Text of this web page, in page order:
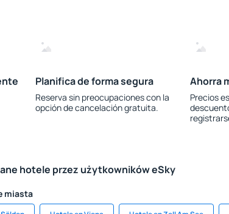
Planifica de forma segura
Reserva sin preocupaciones con la
opción de cancelación gratuita.
Ahorra
Precios
hotele przez użytkowników eSky
miasta